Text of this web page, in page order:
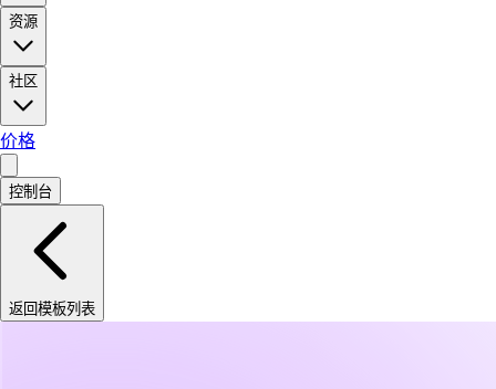
资源
社区
价格
控制台
返回模板列表